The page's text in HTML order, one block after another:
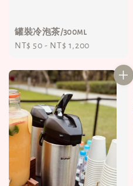
罐裝冷泡茶/300ml
Regular
NT$ 50 - NT$ 1,200